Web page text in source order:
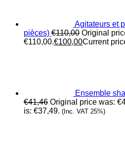
Agitateurs et
pièces) €110,00 Original
€110,00.€100,00Current
Ensemble
€41,46 Original price was:
is: €37,49. (Inc. VAT 25%)